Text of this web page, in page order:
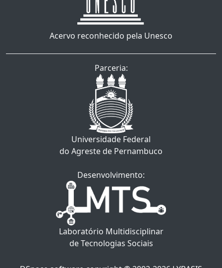
Acervo reconhecido pela Unesco
Parceria:
Universidade Federal
do Agreste de Pernambuco
Desenvolvimento:
Laboratório Multidisciplinar
de Tecnologias Sociais